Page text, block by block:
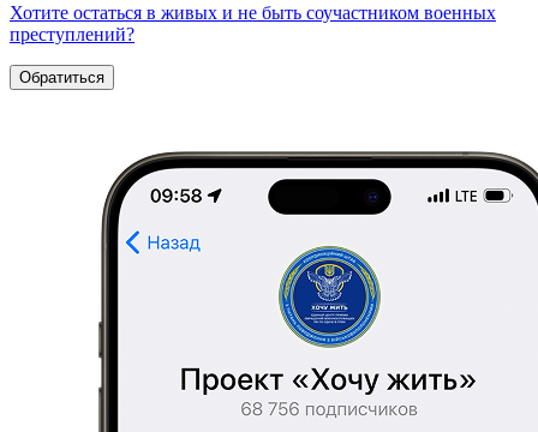
Хотите остаться в живых и не быть соучастником военных
преступлений?
Обратиться